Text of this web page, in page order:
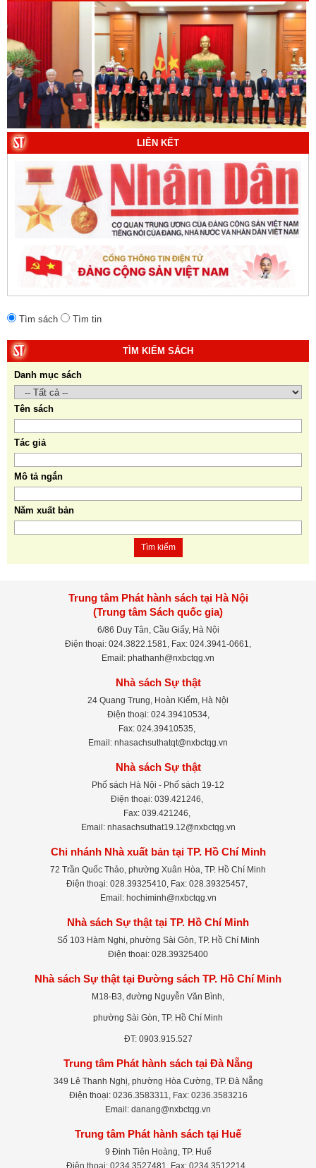
7. Chủ quyền của Việt Nam ở Hoàng Sa, Trường Sa
giai đoạn 1884 - 1975: Thực trạng khai thác và quản lý.
Tác giả: Thượng tướng, PGS.TS. Trần Quốc Tỏ (Chủ
biên).
8. Hà Nội - Thành phố Hồ Chí Minh: Dấu ấn lịch sử qua
từng khoảnh khắc (Song ngữ Việt - Anh). Tác giả: Tập
thể tác giả.
9. Đường Hồ Chí Minh trên biển - Bản hùng ca bất diệt
của dân tộc Việt Nam. Tác giả: TS. Vũ Trọng Hùng
(Viện Lịch sử Đảng).
10. Một vành đai, một con đường: Hành trình dài của
Trung Quốc đến năm 2049 (Sách tham khảo).Tác
giả:Michael H. Glantz, Robert J. Ross và Gavin G.
Daugherty (Đồng tác giả).
LIÊN KẾT
Tìm sách Tìm tin
TÌM KIẾM SÁCH
Danh mục sách
Tên sách
Tác giả
Mô tả ngắn
Năm xuất bản
Tìm kiếm
Trung tâm Phát hành sách tại Hà Nội
(Trung tâm Sách quốc gia)
6/86 Duy Tân, Cầu Giấy, Hà Nội
Điện thoại: 024.3822.1581, Fax: 024.3941-0661,
Email: phathanh@nxbctqg.vn
Nhà sách Sự thật
24 Quang Trung, Hoàn Kiếm, Hà Nội
Điện thoại: 024.39410534,
Fax: 024.39410535,
Email: nhasachsuthatqt@nxbctqg.vn
Nhà sách Sự thật
Phố sách Hà Nội - Phố sách 19-12
Điện thoại: 039.421246,
Fax: 039.421246,
Email: nhasachsuthat19.12@nxbctqg.vn
Chi nhánh Nhà xuất bản tại TP. Hồ Chí Minh
72 Trần Quốc Thảo, phường Xuân Hòa, TP. Hồ Chí Minh
Điện thoại: 028.39325410, Fax: 028.39325457,
Email: hochiminh@nxbctqg.vn
Nhà sách Sự thật tại TP. Hồ Chí Minh
Số 103 Hàm Nghi, phường Sài Gòn, TP. Hồ Chí Minh
Điện thoại: 028.39325400
Nhà sách Sự thật tại Đường sách TP. Hồ Chí Minh
M18-B3, đường Nguyễn Văn Bình,
phường Sài Gòn, TP. Hồ Chí Minh
ĐT: 0903.915.527
Trung tâm Phát hành sách tại Đà Nẵng
349 Lê Thanh Nghị, phường Hòa Cường, TP. Đà Nẵng
Điện thoại: 0236.3583311, Fax: 0236.3583216
Email: danang@nxbctqg.vn
Trung tâm Phát hành sách tại Huế
9 Đinh Tiên Hoàng, TP. Huế